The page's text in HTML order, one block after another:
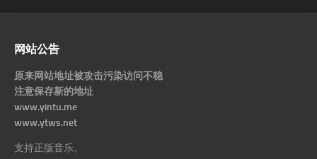
网站公告
原来网站地址被攻击污染访问不稳
注意保存新的地址
www.yintu.me
www.ytws.net
支持正版音乐。